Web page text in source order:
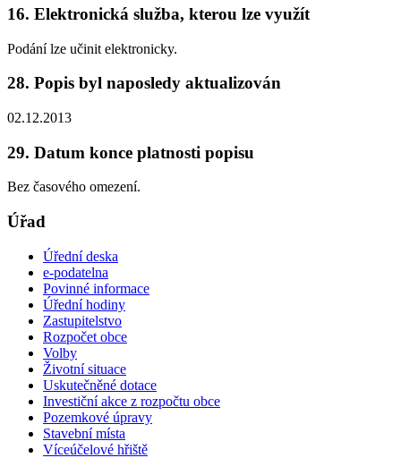
16. Elektronická služba, kterou lze využít
Podání lze učinit elektronicky.
28. Popis byl naposledy aktualizován
02.12.2013
29. Datum konce platnosti popisu
Bez časového omezení.
Úřad
Úřední deska
e-podatelna
Povinné informace
Úřední hodiny
Zastupitelstvo
Rozpočet obce
Volby
Životní situace
Uskutečněné dotace
Investiční akce z rozpočtu obce
Pozemkové úpravy
Stavební místa
Víceúčelové hřiště